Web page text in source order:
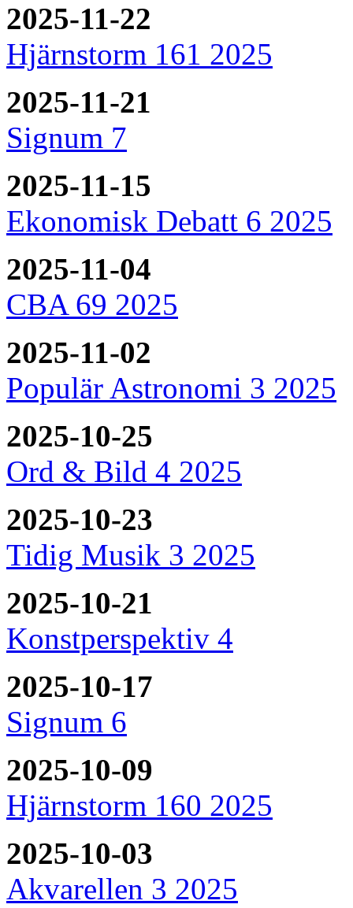
2025-11-22
Hjärnstorm 161 2025
2025-11-21
Signum 7
2025-11-15
Ekonomisk Debatt 6 2025
2025-11-04
CBA 69 2025
2025-11-02
Populär Astronomi 3 2025
2025-10-25
Ord & Bild 4 2025
2025-10-23
Tidig Musik 3 2025
2025-10-21
Konstperspektiv 4
2025-10-17
Signum 6
2025-10-09
Hjärnstorm 160 2025
2025-10-03
Akvarellen 3 2025